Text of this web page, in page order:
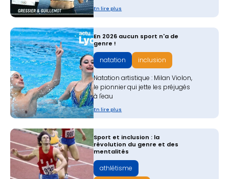
En lire plus
En 2026 aucun sport n'a de
genre !
natation inclusion
Natation artistique : Milan Violon,
le pionnier qui jette les préjugés
à l'eau
En lire plus
Sport et inclusion : la
révolution du genre et des
mentalités
athlétisme